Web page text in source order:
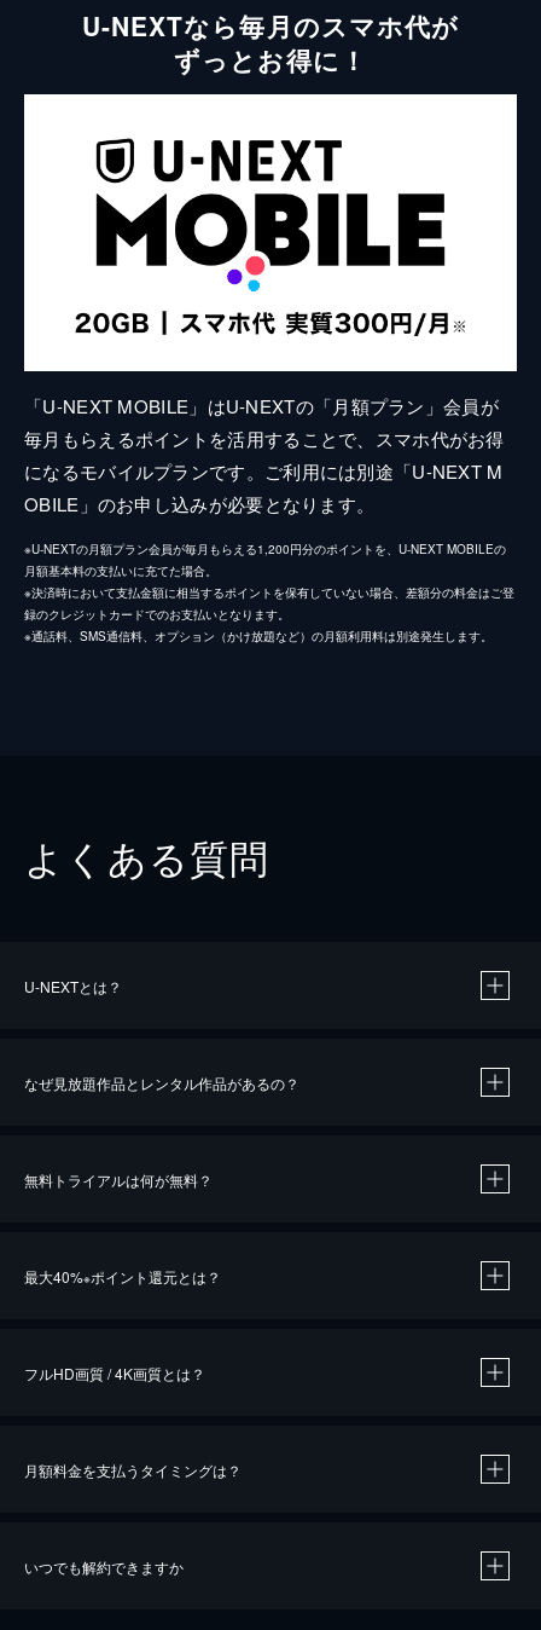
U-NEXTなら毎月のスマホ代が
ずっとお得に！
「U-NEXT MOBILE」はU-NEXTの「月額プラン」会員が
毎月もらえるポイントを活用することで、スマホ代がお得
になるモバイルプランです。ご利用には別途「U-NEXT M
OBILE」のお申し込みが必要となります。
※U-NEXTの月額プラン会員が毎月もらえる1,200円分のポイントを、U-NEXT MOBILEの
月額基本料の支払いに充てた場合。
※決済時において支払金額に相当するポイントを保有していない場合、差額分の料金はご登
録のクレジットカードでのお支払いとなります。
※通話料、SMS通信料、オプション（かけ放題など）の月額利用料は別途発生します。
よくある質問
U-NEXTとは？
なぜ見放題作品とレンタル作品があるの？
無料トライアルは何が無料？
最大40%※ポイント還元とは？
※40％ポイント還元の対象は、クレジットカード決済による作品の購入 / レンタルです。
フルHD画質 / 4K画質とは？
月額料金を支払うタイミングは？
いつでも解約できますか